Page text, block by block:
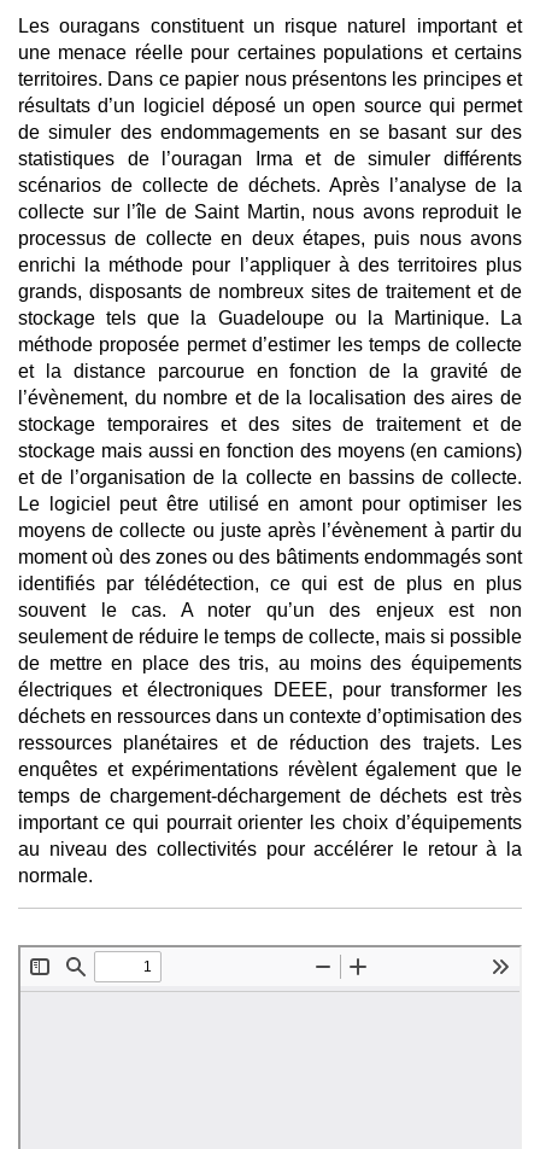
Les ouragans constituent un risque naturel important et
une menace réelle pour certaines populations et certains
territoires. Dans ce papier nous présentons les principes et
résultats d’un logiciel déposé un open source qui permet
de simuler des endommagements en se basant sur des
statistiques de l’ouragan Irma et de simuler différents
scénarios de collecte de déchets. Après l’analyse de la
collecte sur l’île de Saint Martin, nous avons reproduit le
processus de collecte en deux étapes, puis nous avons
enrichi la méthode pour l’appliquer à des territoires plus
grands, disposants de nombreux sites de traitement et de
stockage tels que la Guadeloupe ou la Martinique. La
méthode proposée permet d’estimer les temps de collecte
et la distance parcourue en fonction de la gravité de
l’évènement, du nombre et de la localisation des aires de
stockage temporaires et des sites de traitement et de
stockage mais aussi en fonction des moyens (en camions)
et de l’organisation de la collecte en bassins de collecte.
Le logiciel peut être utilisé en amont pour optimiser les
moyens de collecte ou juste après l’évènement à partir du
moment où des zones ou des bâtiments endommagés sont
identifiés par télédétection, ce qui est de plus en plus
souvent le cas. A noter qu’un des enjeux est non
seulement de réduire le temps de collecte, mais si possible
de mettre en place des tris, au moins des équipements
électriques et électroniques DEEE, pour transformer les
déchets en ressources dans un contexte d’optimisation des
ressources planétaires et de réduction des trajets. Les
enquêtes et expérimentations révèlent également que le
temps de chargement-déchargement de déchets est très
important ce qui pourrait orienter les choix d’équipements
au niveau des collectivités pour accélérer le retour à la
normale.